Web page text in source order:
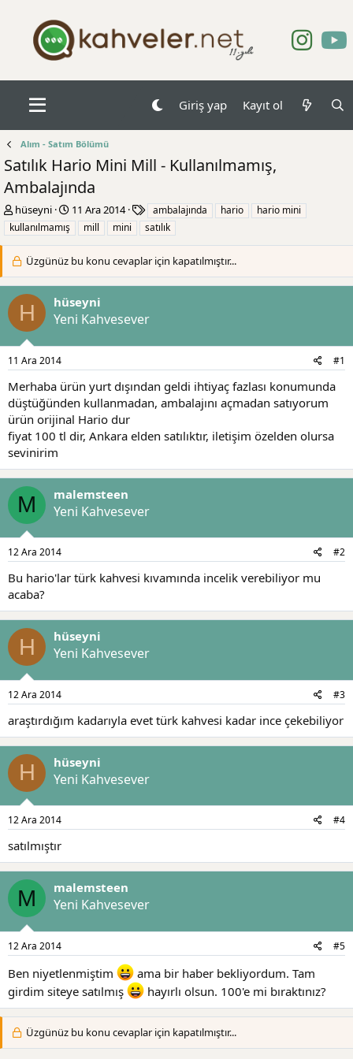
Giriş yap Kayıt ol
Alım - Satım Bölümü
Satılık Hario Mini Mill - Kullanılmamış,
Ambalajında
K
o
n
u
y
u
l
a
a
n
hüseyni
B
a
ş
a
n
ı
ç
a
h
i
11 Ara 2014
t
i
e
t
r
ambalajında hario
hario mini
kullanılmamış
mill mini satılık
Üzgünüz bu konu cevaplar için kapatılmıştır...
H hüseyni
Yeni Kahvesever
11 Ara 2014 #1
Merhaba ürün yurt dışından geldi ihtiyaç fazlası konumunda
düştüğünden kullanmadan, ambalajını açmadan satıyorum
ürün orijinal Hario dur
fiyat 100 tl dir, Ankara elden satılıktır, iletişim özelden olursa
sevinirim
M malemsteen
Yeni Kahvesever
12 Ara 2014 #2
Bu hario'lar türk kahvesi kıvamında incelik verebiliyor mu
acaba?
H hüseyni
Yeni Kahvesever
12 Ara 2014 #3
araştırdığım kadarıyla evet türk kahvesi kadar ince çekebiliyor
H hüseyni
Yeni Kahvesever
12 Ara 2014 #4
satılmıştır
M malemsteen
Yeni Kahvesever
12 Ara 2014 #5
Ben niyetlenmiştim
ama bir haber bekliyordum. Tam
girdim siteye satılmış
hayırlı olsun. 100'e mi bıraktınız?
Üzgünüz bu konu cevaplar için kapatılmıştır...